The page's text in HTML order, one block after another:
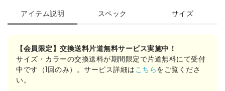
アイテム説明 スペック サイズ
【会員限定】交換送料片道無料サービス実施中！
サイズ・カラーの交換送料が期間限定で片道無料にて受付
中です（1回のみ）。サービス詳細は こちらをご覧くださ
い。